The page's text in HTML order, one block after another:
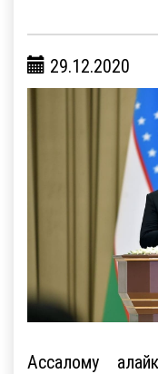
29.12.2020
Ассалому